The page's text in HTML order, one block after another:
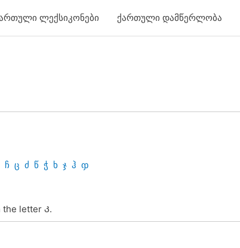
ლექსიკონები ქართული დამწერლობა
ჩ ც ძ წ ჭ ხ ჯ ჰ ჶ
the letter Კ.